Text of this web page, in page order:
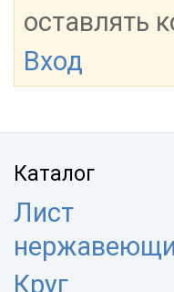
оставлять
Вход
Каталог
Лист
Круг